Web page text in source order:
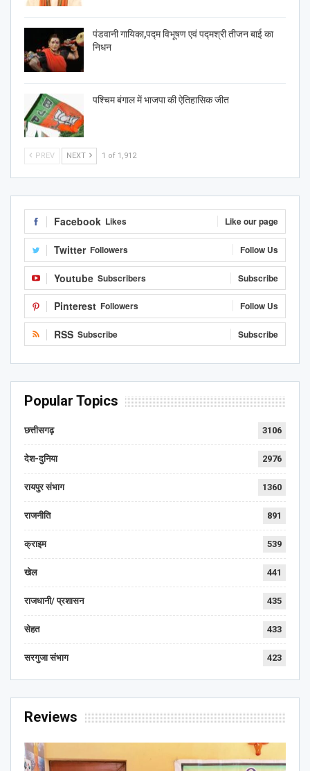
पंडवानी गायिका,पद्म विभूषण एवं पद्मश्री तीजन बाई का
निधन
पश्चिम बंगाल में भाजपा की ऐतिहासिक जीत
PREV NEXT 1 of 1,912
Facebook Likes Like our page
Twitter Followers Follow Us
Youtube Subscribers Subscribe
Pinterest Followers Follow Us
RSS Subscribe Subscribe
Popular Topics
छत्तीसगढ़ 3106
देश-दुनिया 2976
रायपुर संभाग 1360
राजनीति 891
क्राइम 539
खेल 441
राजधानी/ प्रशासन 435
सेहत 433
सरगुजा संभाग 423
Reviews